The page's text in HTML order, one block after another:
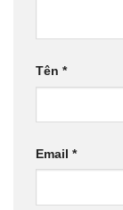
Tên *
Email *